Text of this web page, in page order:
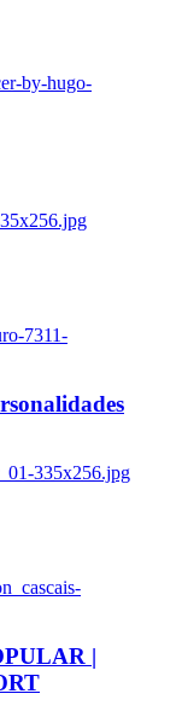
by-hugo-
7311-
335x256.jpg
|